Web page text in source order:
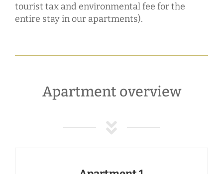
tourist tax and environmental fee for the
entire stay in our apartments).
Apartment overview